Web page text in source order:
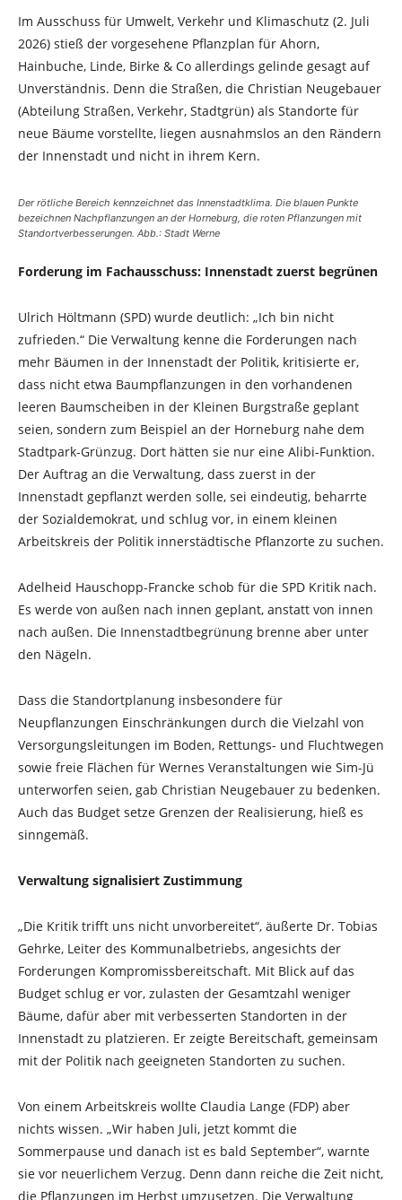
Im Ausschuss für Umwelt, Verkehr und Klimaschutz (2. Juli
2026) stieß der vorgesehene Pflanzplan für Ahorn,
Hainbuche, Linde, Birke & Co allerdings gelinde gesagt auf
Unverständnis. Denn die Straßen, die Christian Neugebauer
(Abteilung Straßen, Verkehr, Stadtgrün) als Standorte für
neue Bäume vorstellte, liegen ausnahmslos an den Rändern
der Innenstadt und nicht in ihrem Kern.
Der rötliche Bereich kennzeichnet das Innenstadtklima. Die blauen Punkte
bezeichnen Nachpflanzungen an der Horneburg, die roten Pflanzungen mit
Standortverbesserungen. Abb.: Stadt Werne
Forderung im Fachausschuss: Innenstadt zuerst begrünen
Ulrich Höltmann (SPD) wurde deutlich: „Ich bin nicht
zufrieden.“ Die Verwaltung kenne die Forderungen nach
mehr Bäumen in der Innenstadt der Politik, kritisierte er,
dass nicht etwa Baumpflanzungen in den vorhandenen
leeren Baumscheiben in der Kleinen Burgstraße geplant
seien, sondern zum Beispiel an der Horneburg nahe dem
Stadtpark-Grünzug. Dort hätten sie nur eine Alibi-Funktion.
Der Auftrag an die Verwaltung, dass zuerst in der
Innenstadt gepflanzt werden solle, sei eindeutig, beharrte
der Sozialdemokrat, und schlug vor, in einem kleinen
Arbeitskreis der Politik innerstädtische Pflanzorte zu suchen.
Adelheid Hauschopp-Francke schob für die SPD Kritik nach.
Es werde von außen nach innen geplant, anstatt von innen
nach außen. Die Innenstadtbegrünung brenne aber unter
den Nägeln.
Dass die Standortplanung insbesondere für
Neupflanzungen Einschränkungen durch die Vielzahl von
Versorgungsleitungen im Boden, Rettungs- und Fluchtwegen
sowie freie Flächen für Wernes Veranstaltungen wie Sim-Jü
unterworfen seien, gab Christian Neugebauer zu bedenken.
Auch das Budget setze Grenzen der Realisierung, hieß es
sinngemäß.
Verwaltung signalisiert Zustimmung
„Die Kritik trifft uns nicht unvorbereitet“, äußerte Dr. Tobias
Gehrke, Leiter des Kommunalbetriebs, angesichts der
Forderungen Kompromissbereitschaft. Mit Blick auf das
Budget schlug er vor, zulasten der Gesamtzahl weniger
Bäume, dafür aber mit verbesserten Standorten in der
Innenstadt zu platzieren. Er zeigte Bereitschaft, gemeinsam
mit der Politik nach geeigneten Standorten zu suchen.
Von einem Arbeitskreis wollte Claudia Lange (FDP) aber
nichts wissen. „Wir haben Juli, jetzt kommt die
Sommerpause und danach ist es bald September“, warnte
sie vor neuerlichem Verzug. Denn dann reiche die Zeit nicht,
die Pflanzungen im Herbst umzusetzen. Die Verwaltung